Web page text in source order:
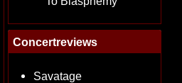
Concertreviews
Savatage